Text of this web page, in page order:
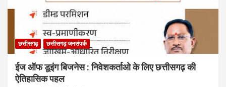
छत्तीसगढ़ छत्तीसगढ़ जनसंपर्क
ईज ऑफ डूइंग बिजनेस : निवेशकर्ताओ के लिए छत्तीसगढ़ की
ऐतिहासिक पहल